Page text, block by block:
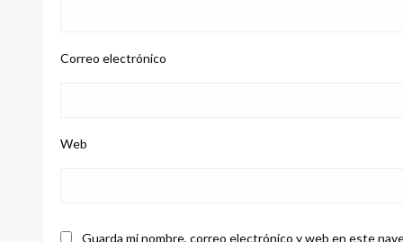
Correo electrónico
Web
Guarda mi nombre, correo electrónico y web en este